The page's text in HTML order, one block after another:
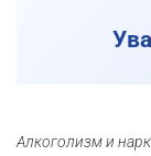
Алкоголизм и